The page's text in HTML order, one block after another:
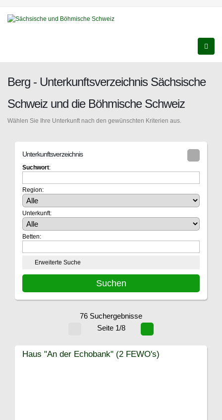
Berg - Unterkunftsverzeichnis Sächsische
Schweiz und die Böhmische Schweiz
Wählen Sie Ihre Unterkunft nach den gewünschten Kriterien aus.
Unterkunftsverzeichnis
Suchwort:
Region:
Unterkunft:
Betten:
Erweiterte Suche
76 Suchergebnisse
Seite 1/8
Haus "An der Echobank" (2 FEWO's)